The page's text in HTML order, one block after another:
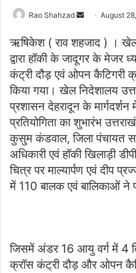
Rao Shahzad
Send
email
August
ऋषिकेश ( राव शहजाद ) । खेल
द्वारा हॉकी के जादूगर के मेजर
कंट्री दौड़ एवं ओपन कैटिगरी
किया गया। खेल निदेशालय
प्रशासन देहरादून के
प्रतियोगिता का शुभारंभ
कुसुम कंडवाल, जिला पंचायत
अधिकारी एवं हॉकी खिलाड़ी
चित्र पर माल्यार्पण एवं दीप
में 110 बालक एवं बालिकाओं ने
जिसमें अंडर 16 आयु वर्ग में 4
क्रॉस कंट्री दौड़ और ओपन